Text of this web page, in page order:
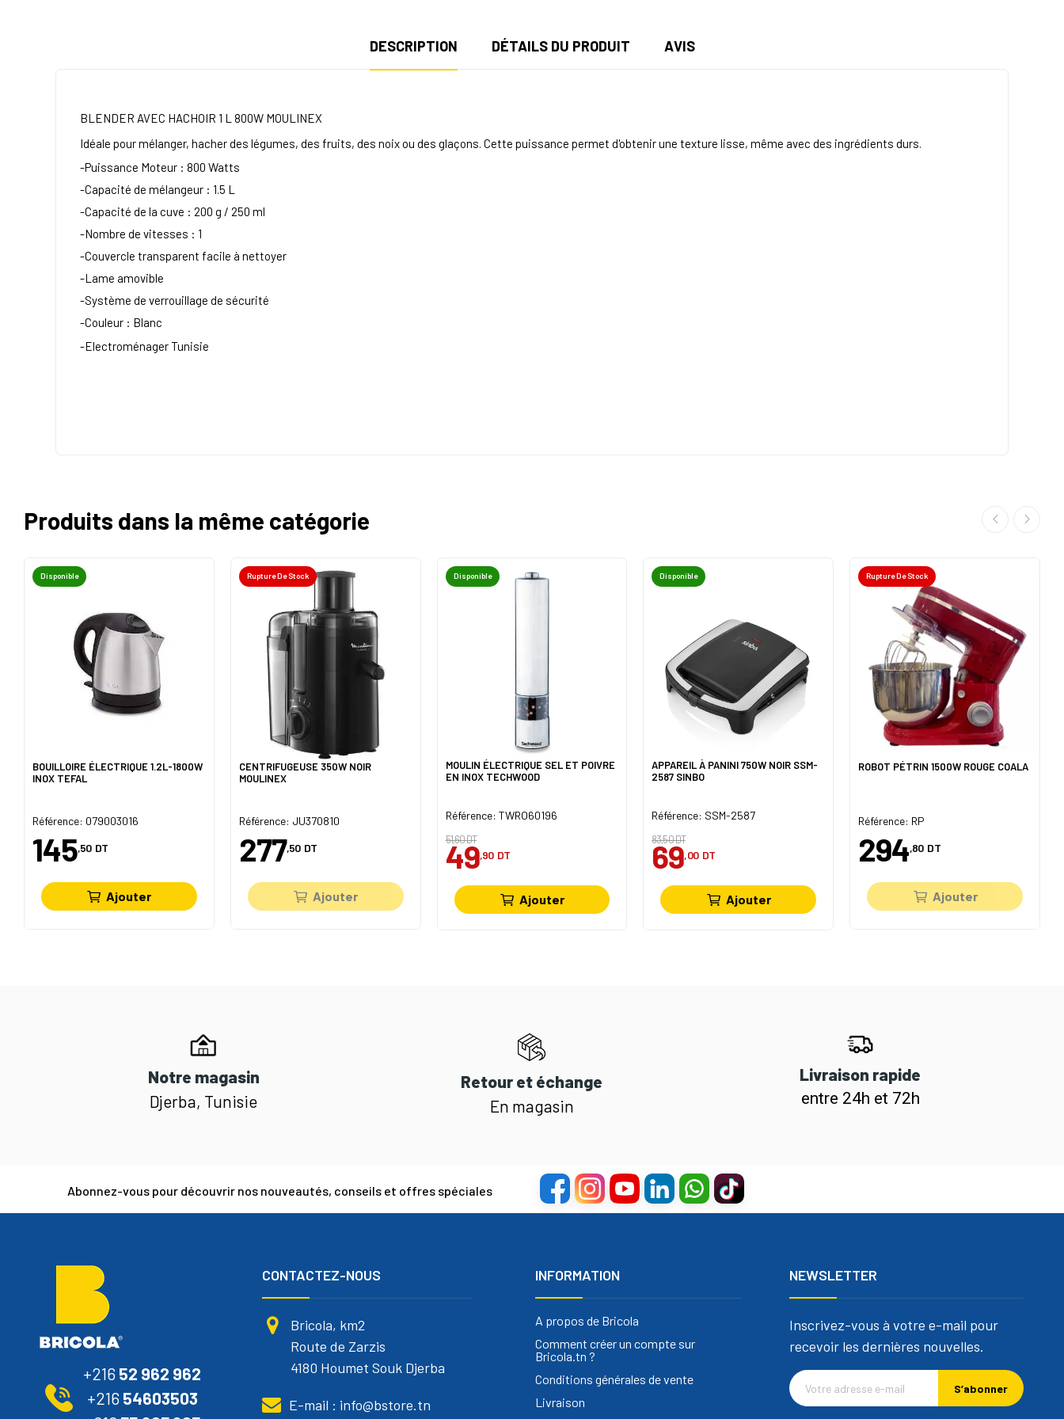
DESCRIPTION DÉTAILS DU PRODUIT AVIS
BLENDER AVEC HACHOIR 1 L 800W MOULINEX
Idéale pour mélanger, hacher des légumes, des fruits, des noix ou des glaçons. Cette puissance permet d'obtenir une texture lisse, même avec des ingrédients durs.
-Puissance Moteur : 800 Watts
-Capacité de mélangeur : 1.5 L
-Capacité de la cuve : 200 g / 250 ml
-Nombre de vitesses : 1
-Couvercle transparent facile à nettoyer
-Lame amovible
-Système de verrouillage de sécurité
-Couleur : Blanc
-Electroménager Tunisie
Produits dans la même catégorie
Disponible
BOUILLOIRE ÉLECTRIQUE 1.2L-1800W
INOX TEFAL
Référence: 079003016
145,50 DT
Ajouter
Rupture De Stock
CENTRIFUGEUSE 350W NOIR
MOULINEX
Référence: JU370810
277,50 DT
Ajouter
Disponible
MOULIN ÉLECTRIQUE SEL ET POIVRE
EN INOX TECHWOOD
Référence: TWRO60196
51,60 DT
49,90 DT
Ajouter
Disponible
APPAREIL À PANINI 750W NOIR SSM-
2587 SINBO
Référence: SSM-2587
83,50 DT
69,00 DT
Ajouter
Rupture De Stock
ROBOT PÉTRIN 1500W ROUGE COALA
Référence: RP
294,80 DT
Ajouter
Notre magasin
Djerba, Tunisie
Retour et échange
En magasin
Livraison rapide
entre 24h et 72h
Abonnez-vous pour découvrir nos nouveautés, conseils et offres spéciales
+216 52 962 962
+216 54603503
CONTACTEZ-NOUS
Bricola, km2
Route de Zarzis
4180 Houmet Souk Djerba
E-mail : info@bstore.tn
INFORMATION
A propos de Bricola
Comment créer un compte sur
Bricola.tn ?
Conditions générales de vente
Livraison
NEWSLETTER
Inscrivez-vous à votre e-mail pour
recevoir les dernières nouvelles.
S’abonner